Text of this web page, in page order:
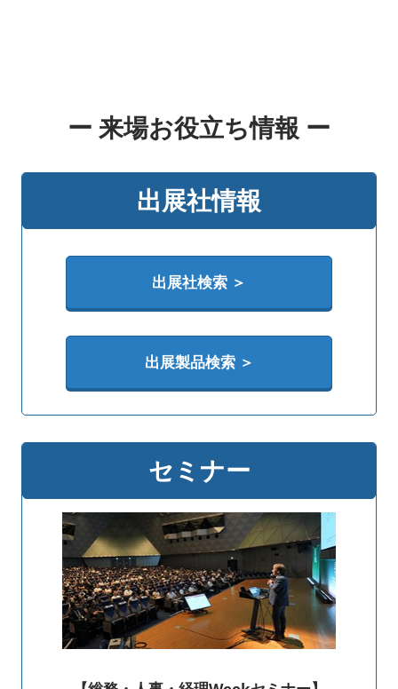
ー 来場お役立ち情報 ー
出展社情報
出展社検索 ＞
出展製品検索 ＞
セミナー